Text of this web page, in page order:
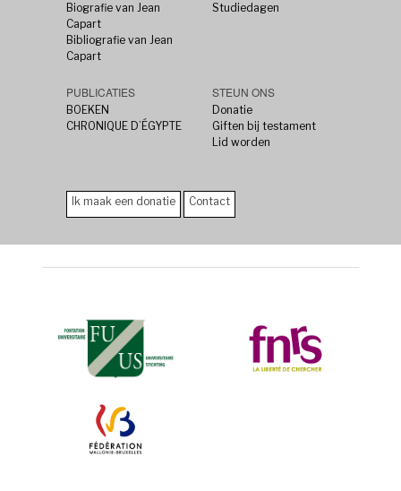
Biografie van Jean
Capart
Bibliografie van Jean
Capart
Studiedagen
PUBLICATIES
BOEKEN
CHRONIQUE D’ÉGYPTE
STEUN ONS
Donatie
Giften bij testament
Lid worden
Ik maak een donatie Contact